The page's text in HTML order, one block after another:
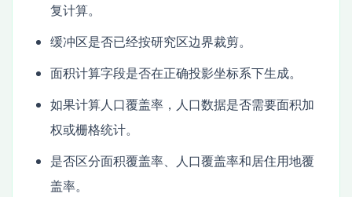
复计算。
缓冲区是否已经按研究区边界裁剪。
面积计算字段是否在正确投影坐标系下生成。
如果计算人口覆盖率，人口数据是否需要面积加
权或栅格统计。
是否区分面积覆盖率、人口覆盖率和居住用地覆
盖率。